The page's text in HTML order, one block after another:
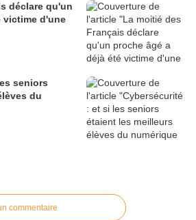
déclare qu'un
victime d'une
seniors
du
commentaire